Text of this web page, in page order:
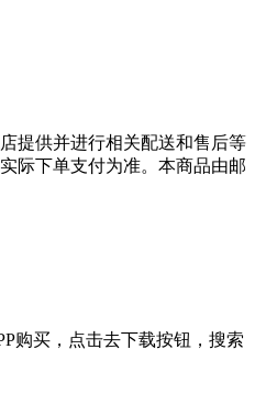
提供并进行相关配送和售后等
际下单支付为准。本商品由邮
购买，点击去下载按钮，搜索